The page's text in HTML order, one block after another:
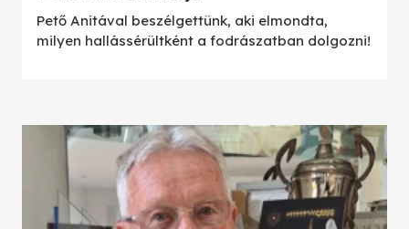
Pető Anitával beszélgettünk, aki elmondta,
milyen hallássérültként a fodrászatban dolgozni!